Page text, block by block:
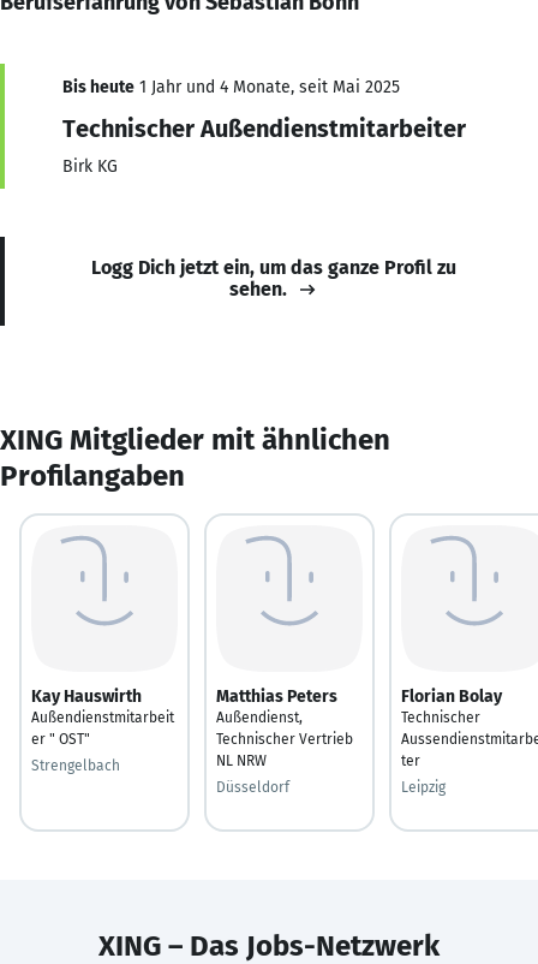
Bis heute 1 Jahr und 4 Monate, seit Mai 2025
Technischer Außendienstmitarbeiter
Birk KG
Logg Dich jetzt ein, um das ganze Profil zu
sehen.
XING Mitglieder mit ähnlichen
Profilangaben
Kay Hauswirth
Außendienstmitarbeit
er " OST"
Strengelbach
Matthias Peters
Außendienst,
Technischer Vertrieb
NL NRW
Düsseldorf
Florian Bolay
Technischer
ter
Leipzig
XING – Das Jobs-Netzwerk